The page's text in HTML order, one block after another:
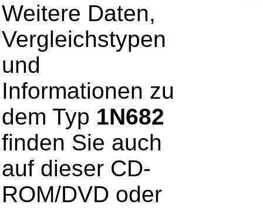
Weitere Daten,
Vergleichstypen
und
Informationen zu
dem Typ 1N682
finden Sie auch
auf dieser CD-
ROM/DVD oder